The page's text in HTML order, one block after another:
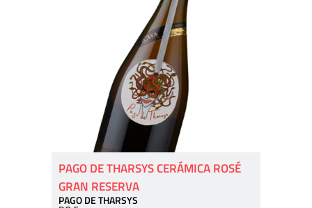
PAGO DE THARSYS CERÁMICA ROSÉ
GRAN RESERVA
PAGO DE THARSYS